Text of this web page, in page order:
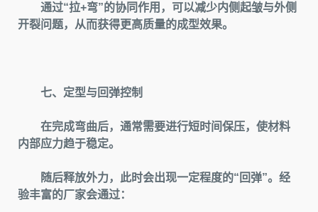
通过“拉+弯”的协同作用，可以减少内侧起皱与外侧
开裂问题，从而获得更高质量的成型效果。
七、定型与回弹控制
在完成弯曲后，通常需要进行短时间保压，使材料
内部应力趋于稳定。
随后释放外力，此时会出现一定程度的“回弹”。经
验丰富的厂家会通过：